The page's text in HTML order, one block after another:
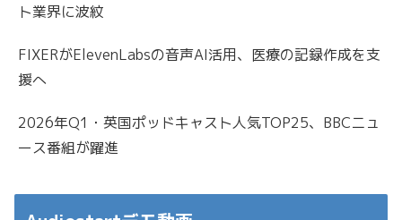
ト業界に波紋
FIXERがElevenLabsの音声AI活用、医療の記録作成を支
援へ
2026年Q1・英国ポッドキャスト人気TOP25、BBCニュ
ース番組が躍進